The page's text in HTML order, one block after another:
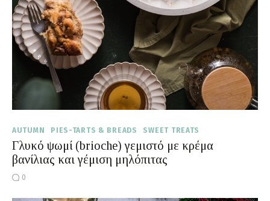
FAQ
AUTUMN PIES-TARTS & BREADS SWEET TREATS
Γλυκό ψωμί (brioche) γεμιστό με κρέμα
βανίλιας και γέμιση μηλόπιτας
0